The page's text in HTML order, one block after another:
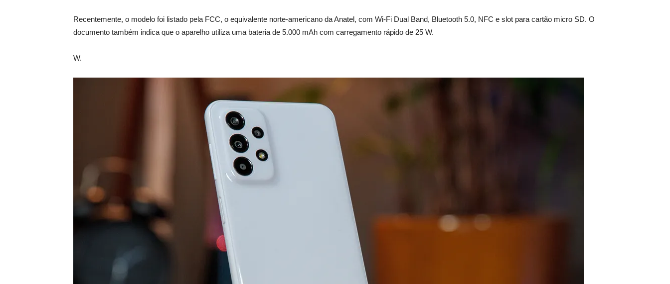
Recentemente, o modelo foi listado pela FCC, o equivalente norte-americano da Anatel, com Wi-Fi Dual Band, Bluetooth 5.0, NFC e slot para cartão micro SD. O
documento também indica que o aparelho utiliza uma bateria de 5.000 mAh com carregamento rápido de 25 W.
W.